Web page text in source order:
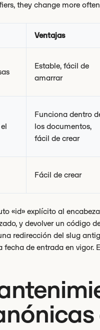
they change more
Ventajas
Estable, fácil de
amarrar
Funciona dentro
los documentos,
fácil de crear
Fácil de crear
«id» explícito al
y devolver un código
redirección del slug
de entrada en vigor.